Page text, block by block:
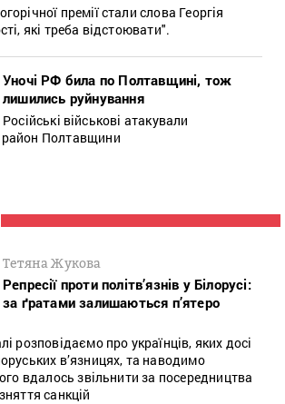
премії стали слова Георгія
які треба відстоювати".
Уночі РФ била по Полтавщині, тож
лишились руйнування
Російські військові атакували
Полтавщини
Тетяна Жукова
Репресії проти політв’язнів у Білорусі:
за ґратами залишаються п’ятеро
розповідаємо про українців, яких досі
в’язницях, та наводимо
вдалось звільнити за посередництва
санкцій